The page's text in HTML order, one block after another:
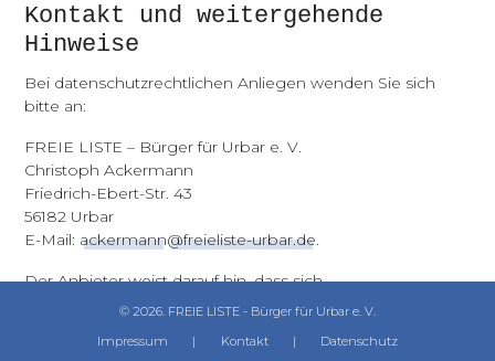
Kontakt und weitergehende
Hinweise
Bei datenschutzrechtlichen Anliegen wenden Sie sich
bitte an:
FREIE LISTE – Bürger für Urbar e. V.
Christoph Ackermann
Friedrich-Ebert-Str. 43
56182 Urbar
E-Mail: ackermann@freieliste-urbar.de.
Der Anbieter weist darauf hin, dass sich
datenschutzrechtliche Änderungen ergeben können.
gewissen Zeitablauf erneut gelesen werden.
© 2026. FREIE LISTE - Bürger für Urbar e. V.
Impressum
| Kontakt | Datenschutz